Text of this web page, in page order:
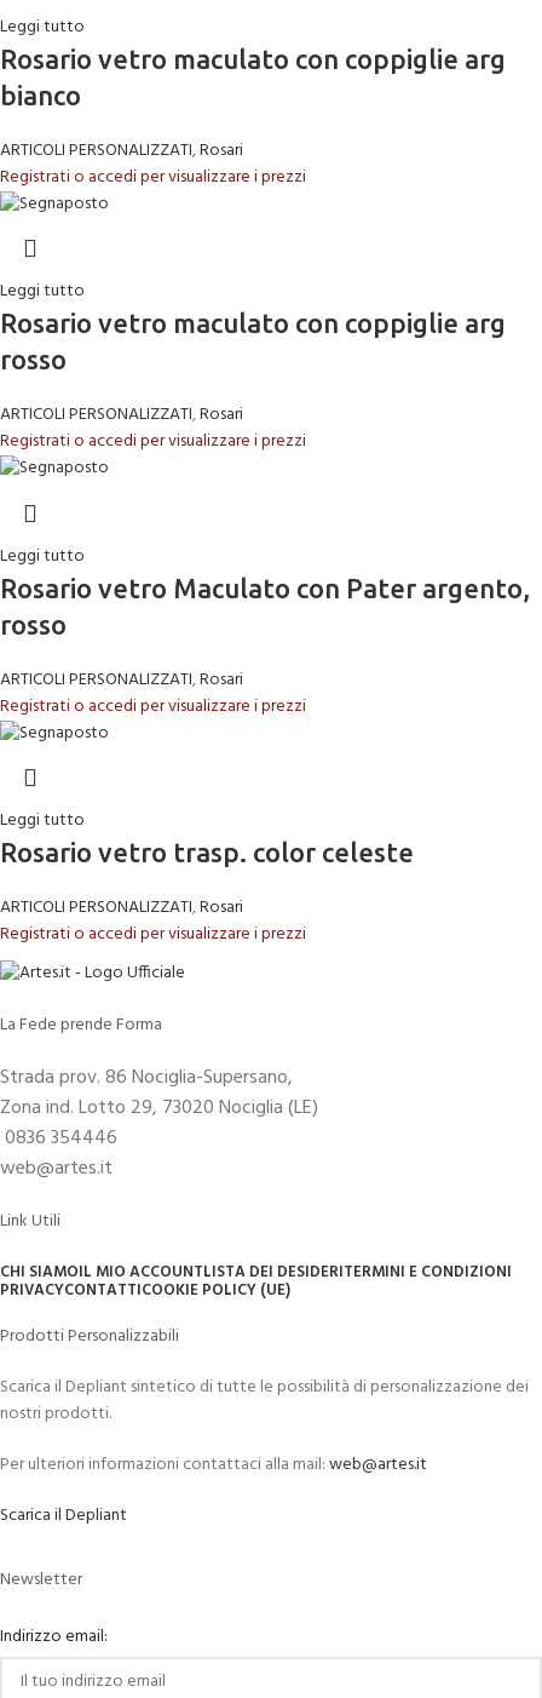
Leggi tutto
Rosario vetro maculato con coppiglie arg
bianco
ARTICOLI PERSONALIZZATI,Rosari
Registrati o accedi per visualizzare i prezzi
Leggi tutto
Rosario vetro maculato con coppiglie arg
rosso
ARTICOLI PERSONALIZZATI,Rosari
Registrati o accedi per visualizzare i prezzi
Leggi tutto
Rosario vetro Maculato con Pater argento,
rosso
ARTICOLI PERSONALIZZATI,Rosari
Registrati o accedi per visualizzare i prezzi
Leggi tutto
Rosario vetro trasp. color celeste
ARTICOLI PERSONALIZZATI,Rosari
Registrati o accedi per visualizzare i prezzi
La Fede prende Forma
Strada prov. 86 Nociglia-Supersano,
Zona ind. Lotto 29, 73020 Nociglia (LE)
0836 354446
web@artes.it
Link Utili
CHI SIAMOIL MIO ACCOUNTLISTA DEI DESIDERITERMINI E CONDIZIONI
PRIVACYCONTATTICOOKIE POLICY (UE)
Prodotti Personalizzabili
Scarica il Depliant sintetico di tutte le possibilità di personalizzazione dei
nostri prodotti.
Per ulteriori informazioni contattaci alla mail:web@artes.it
Scarica il Depliant
Newsletter
Indirizzo email: